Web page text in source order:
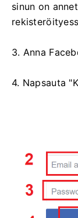
sinun on
3. Anna
4. Napsauta